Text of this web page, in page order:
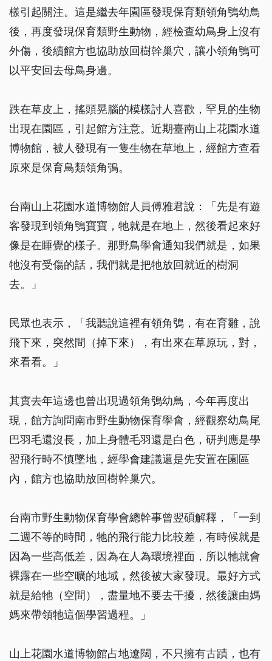
樣引起關注。這是繼去年園區發現保育類領角鴞幼鳥
後，再度發現保育類野生動物，經檢查幼鳥身上沒有
外傷，後續館方也協助放回樹幹巢穴，讓小領角鴞可
以平安回去母鳥身邊。
跌在草皮上，搖頭晃腦的模樣討人喜歡，罕見的生物
出現在園區，引起館方注意。近期臺南山上花園水道
博物館，被人發現有一隻生物在草地上，經館方查看
原來是保育鳥類領角鴞。
台南山上花園水道博物館人員傅雅君說：「先是有遊
客發現到領角鴞寶寶，牠就是在地上，然後看起來好
像是在睡覺的樣子。那野鳥學會通知我們就是，如果
牠沒有受傷的話，我們就是把牠放回就近的樹洞
去。」
民眾也表示，「我聽說這裡有領角鴞，有在育雛，說
飛下來，突然間（掉下來），有出來在草原玩，對，
來看看。」
其實去年這邊也曾出現過領角鴞幼鳥，今年再度出
現，館方詢問南市野生動物保育學會，經觀察幼鳥尾
巴羽毛還沒長，加上身體毛羽還是白色，研判應是學
習飛行時不慎墜地，經學會建議還是先安置在園區
內，館方也協助放回樹幹巢穴。
台南市野生動物保育學會總幹事曾翌碩解釋，「一到
二週不等的時間，牠的飛行能力比較差，有時候就是
因為一些高低差，因為在人為環境裡面，所以牠就會
裸露在一些空曠的地域，然後被大家發現。最好方式
就是給牠（空間），盡量地不要去干擾，然後讓由媽
媽來帶領牠這個學習過程。」
山上花園水道博物館占地遼闊，不只擁有古蹟，也有